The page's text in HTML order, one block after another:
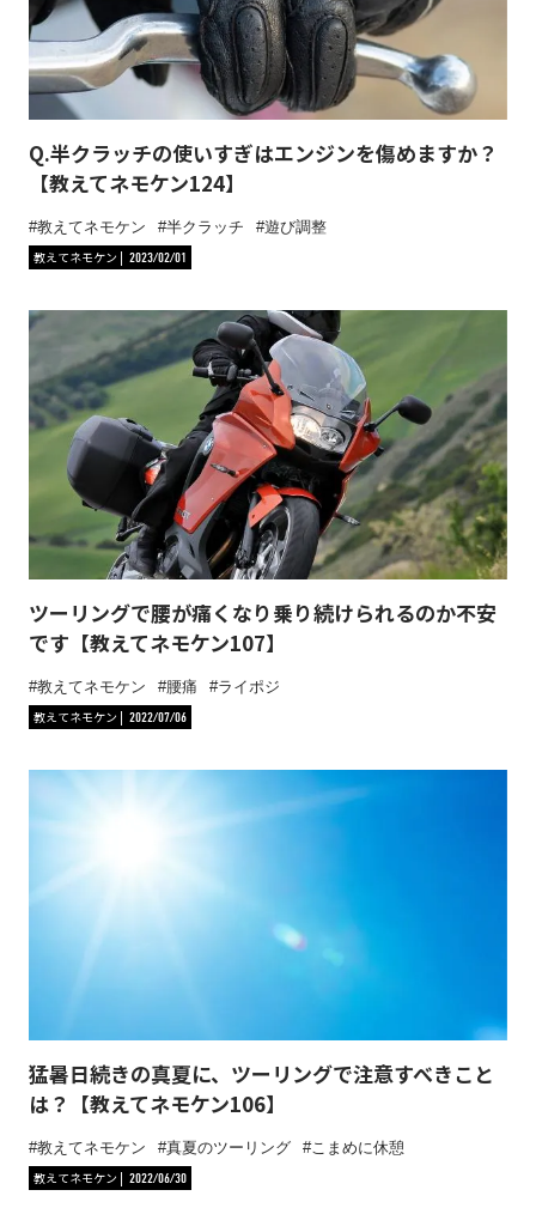
Q.半クラッチの使いすぎはエンジンを傷めますか？
【教えてネモケン124】
教えてネモケン 半クラッチ
遊び調整
教えてネモケン
2023/02/01
ツーリングで腰が痛くなり乗り続けられるのか不安
です【教えてネモケン107】
教えてネモケン 腰痛
ライポジ
教えてネモケン
2022/07/06
猛暑日続きの真夏に、ツーリングで注意すべきこと
は？【教えてネモケン106】
教えてネモケン 真夏のツーリング
こまめに休憩
教えてネモケン
2022/06/30